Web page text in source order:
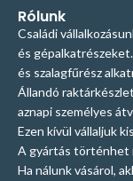
Rólunk
Családi
és
és szalagfűrész
Állandó
aznapi személyes
Ezen kívül vállaljuk
A gyártás történhet
Ha nálunk vásárol,